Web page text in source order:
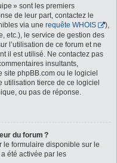
» sont les premiers
de leur part, contactez le
via une requête WHOIS
),
etc.), le service de gestion des
l’utilisation de ce forum et ne
il est utilisé. Ne contactez pas
insultants,
site phpBB.com ou le logiciel
utilisation tierce de ce logiciel
ou pas de réponse.
du forum ?
le formulaire disponible sur le
été activée par les